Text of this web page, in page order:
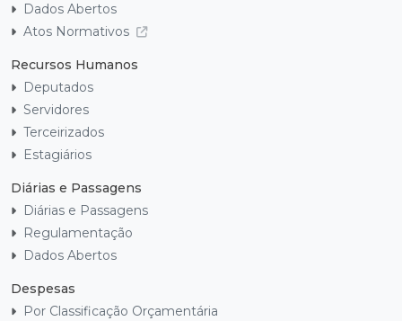
Dados Abertos
Atos Normativos
Recursos Humanos
Deputados
Servidores
Terceirizados
Estagiários
Diárias e Passagens
Diárias e Passagens
Regulamentação
Dados Abertos
Despesas
Por Classificação Orçamentária